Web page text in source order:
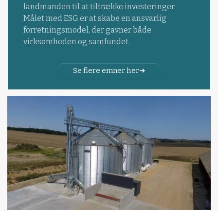
landmanden til at tiltrække investeringer.
Målet med ESG er at skabe en ansvarlig
forretningsmodel, der gavner både
virksomheden og samfundet.
Se flere emner her